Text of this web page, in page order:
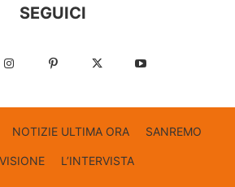
SEGUICI
NOTIZIE ULTIMA ORA SANREMO
L’INTERVISTA